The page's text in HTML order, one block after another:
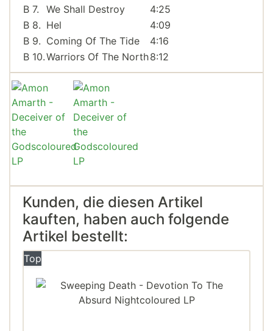
B 7.
We Shall Destroy
4:25
B 8. Hel
4:09
B 9. Coming Of The Tide
4:16
B 10.Warriors Of The North8:12
Kunden, die diesen Artikel
kauften, haben auch folgende
Artikel bestellt:
Top